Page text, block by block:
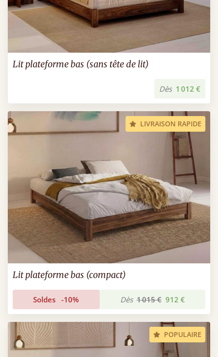
Lit plateforme bas (sans tête de lit)
Dès 1 012 €
LIVRAISON RAPIDE
Lit plateforme bas (compact)
Soldes -10% Dès 1 015 € 912 €
POPULAIRE